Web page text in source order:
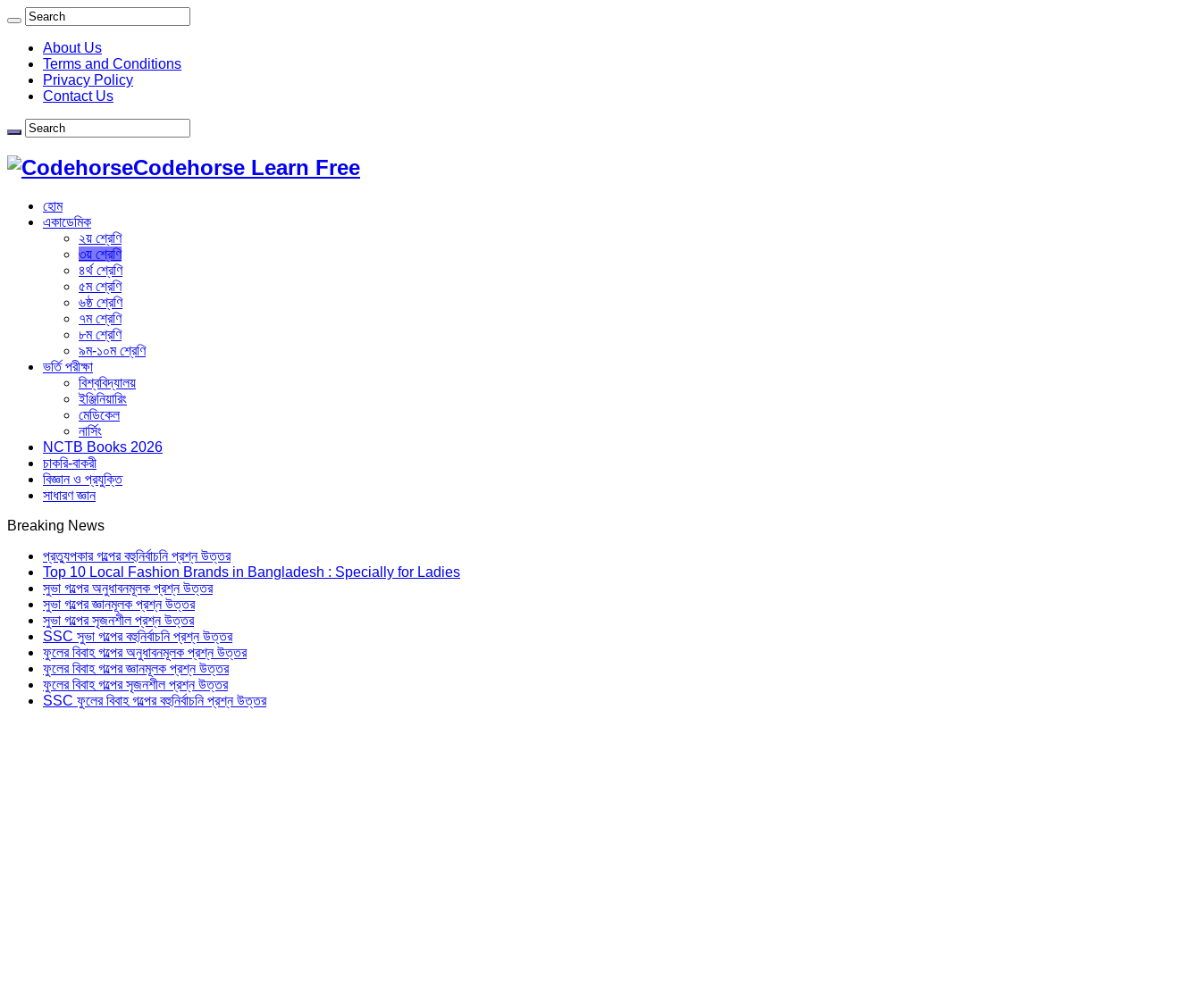
About Us
Terms and Conditions
Privacy Policy
Contact Us
Codehorse Learn Free
হোম
একাডেমিক
২য় শ্রেণি
৩য় শ্রেণি
৪র্থ শ্রেণি
৫ম শ্রেণি
৬ষ্ঠ শ্রেণি
৭ম শ্রেণি
৮ম শ্রেণি
৯ম-১০ম শ্রেণি
ভর্তি পরীক্ষা
বিশ্ববিদ্যালয়
ইঞ্জিনিয়ারিং
মেডিকেল
নার্সিং
NCTB Books 2026
চাকরি-বাকরী
বিজ্ঞান ও প্রযুক্তি
সাধারণ জ্ঞান
Breaking News
প্রত্যুপকার গল্পের বহুনির্বাচনি প্রশ্ন উত্তর
Top 10 Local Fashion Brands in Bangladesh : Specially for Ladies
সুভা গল্পের অনুধাবনমূলক প্রশ্ন উত্তর
সুভা গল্পের জ্ঞানমূলক প্রশ্ন উত্তর
সুভা গল্পের সৃজনশীল প্রশ্ন উত্তর
SSC সুভা গল্পের বহুনির্বাচনি প্রশ্ন উত্তর
ফুলের বিবাহ গল্পের অনুধাবনমূলক প্রশ্ন উত্তর
ফুলের বিবাহ গল্পের জ্ঞানমূলক প্রশ্ন উত্তর
ফুলের বিবাহ গল্পের সৃজনশীল প্রশ্ন উত্তর
SSC ফুলের বিবাহ গল্পের বহুনির্বাচনি প্রশ্ন উত্তর